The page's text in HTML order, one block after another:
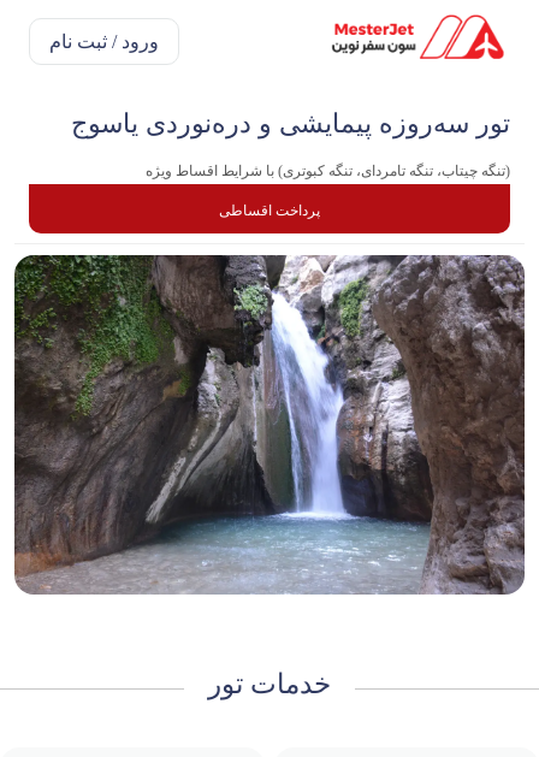
ورود / ثبت نام
تور سه‌روزه پیمایشی و دره‌نوردی یاسوج
(تنگه چیتاب، تنگه تامردای، تنگه کبوتری) با شرایط اقساط ویژه
پرداخت اقساطی
خدمات تور